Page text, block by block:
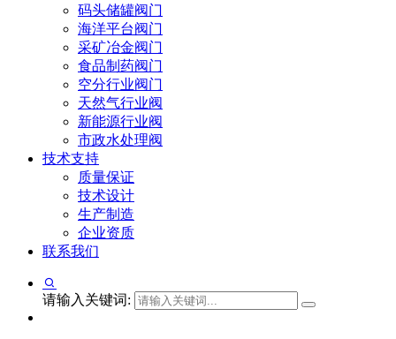
码头储罐阀门
海洋平台阀门
采矿冶金阀门
食品制药阀门
空分行业阀门
天然气行业阀
新能源行业阀
市政水处理阀
技术支持
质量保证
技术设计
生产制造
企业资质
联系我们
请输入关键词: